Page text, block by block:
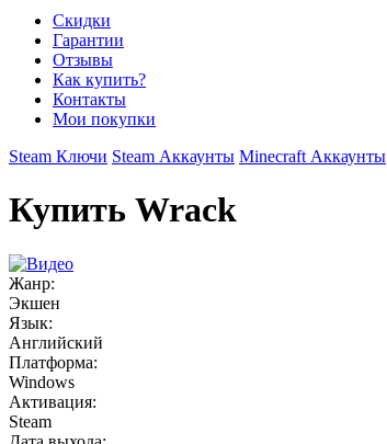
Скидки
Гарантии
Отзывы
Как купить?
Контакты
Мои покупки
Steam Ключи Steam Аккаунты Minecraft Аккаунты
Купить Wrack
Жанр:
Экшен
Язык:
Английский
Платформа:
Windows
Активация:
Steam